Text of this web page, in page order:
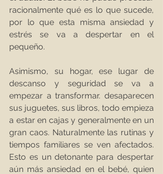
racionalmente qué es lo que sucede,
por lo que esta misma ansiedad y
estrés se va a despertar en el
pequeño.
Asimismo, su hogar, ese lugar de
descanso y seguridad se va a
empezar a transformar. desaparecen
sus juguetes, sus libros, todo empieza
a estar en cajas y generalmente en un
gran caos. Naturalmente las rutinas y
tiempos familiares se ven afectados.
Esto es un detonante para despertar
aún más ansiedad en el bebé, quien